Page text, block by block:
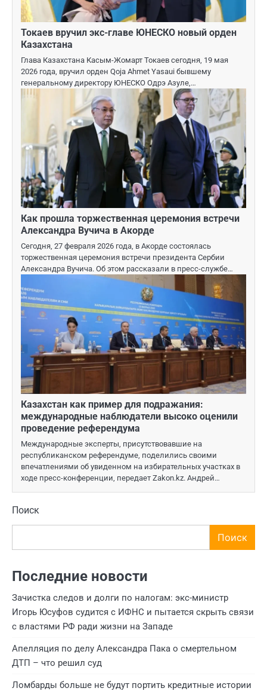
Токаев вручил экс-главе ЮНЕСКО новый орден
Казахстана
Глава Казахстана Касым-Жомарт Токаев сегодня, 19 мая
2026 года, вручил орден Qoja Ahmet Yasaui бывшему
генеральному директору ЮНЕСКО Одрэ Азуле,…
Как прошла торжественная церемония встречи
Александра Вучича в Акорде
Сегодня, 27 февраля 2026 года, в Акорде состоялась
торжественная церемония встречи президента Сербии
Александра Вучича. Об этом рассказали в пресс-службе…
Казахстан как пример для подражания:
международные наблюдатели высоко оценили
проведение референдума
Международные эксперты, присутствовавшие на
республиканском референдуме, поделились своими
впечатлениями об увиденном на избирательных участках в
ходе пресс-конференции, передает Zakon.kz. Андрей…
Поиск
Поиск
Последние новости
Зачистка следов и долги по налогам: экс-министр
Игорь Юсуфов судится с ИФНС и пытается скрыть связи
с властями РФ ради жизни на Западе
Апелляция по делу Александра Пака о смертельном
ДТП – что решил суд
Ломбарды больше не будут портить кредитные истории